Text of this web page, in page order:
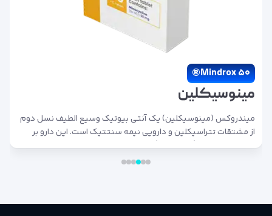
Mindrox 50®
مینوسیکلین
میندروکس (مینوسیکلین) یک آنتی بیوتیک وسیع الطیف نسل دوم
از مشتقات تتراسیکلین و دارویی نیمه سنتتیک است. این دارو بر
علیه باکتری های گرم مثبت، گرم منفی و باکتری های مقاوم به درمان